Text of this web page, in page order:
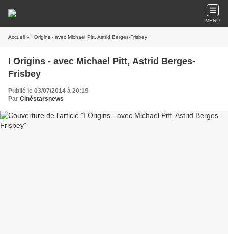
MENU
Accueil » I Origins - avec Michael Pitt, Astrid Berges-Frisbey
I Origins - avec Michael Pitt, Astrid Berges-
Frisbey
Publié le 03/07/2014 à 20:19
Par Cinéstarsnews